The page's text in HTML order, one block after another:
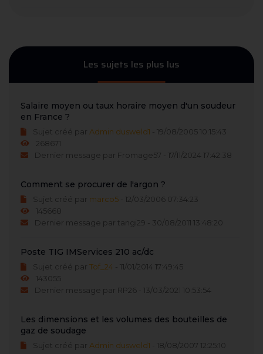
Les sujets les plus lus
Salaire moyen ou taux horaire moyen d'un soudeur
en France ?
Sujet créé par Admin dusweld1 - 19/08/2005 10:15:43
268671
Dernier message par Fromage57 - 17/11/2024 17:42:38
Comment se procurer de l'argon ?
Sujet créé par marco5 - 12/03/2006 07:34:23
145668
Dernier message par tangi29 - 30/08/2011 13:48:20
Poste TIG IMServices 210 ac/dc
Sujet créé par Tof_24 - 11/01/2014 17:49:45
143055
Dernier message par RP26 - 13/03/2021 10:53:54
Les dimensions et les volumes des bouteilles de
gaz de soudage
Sujet créé par Admin dusweld1 - 18/08/2007 12:25:10